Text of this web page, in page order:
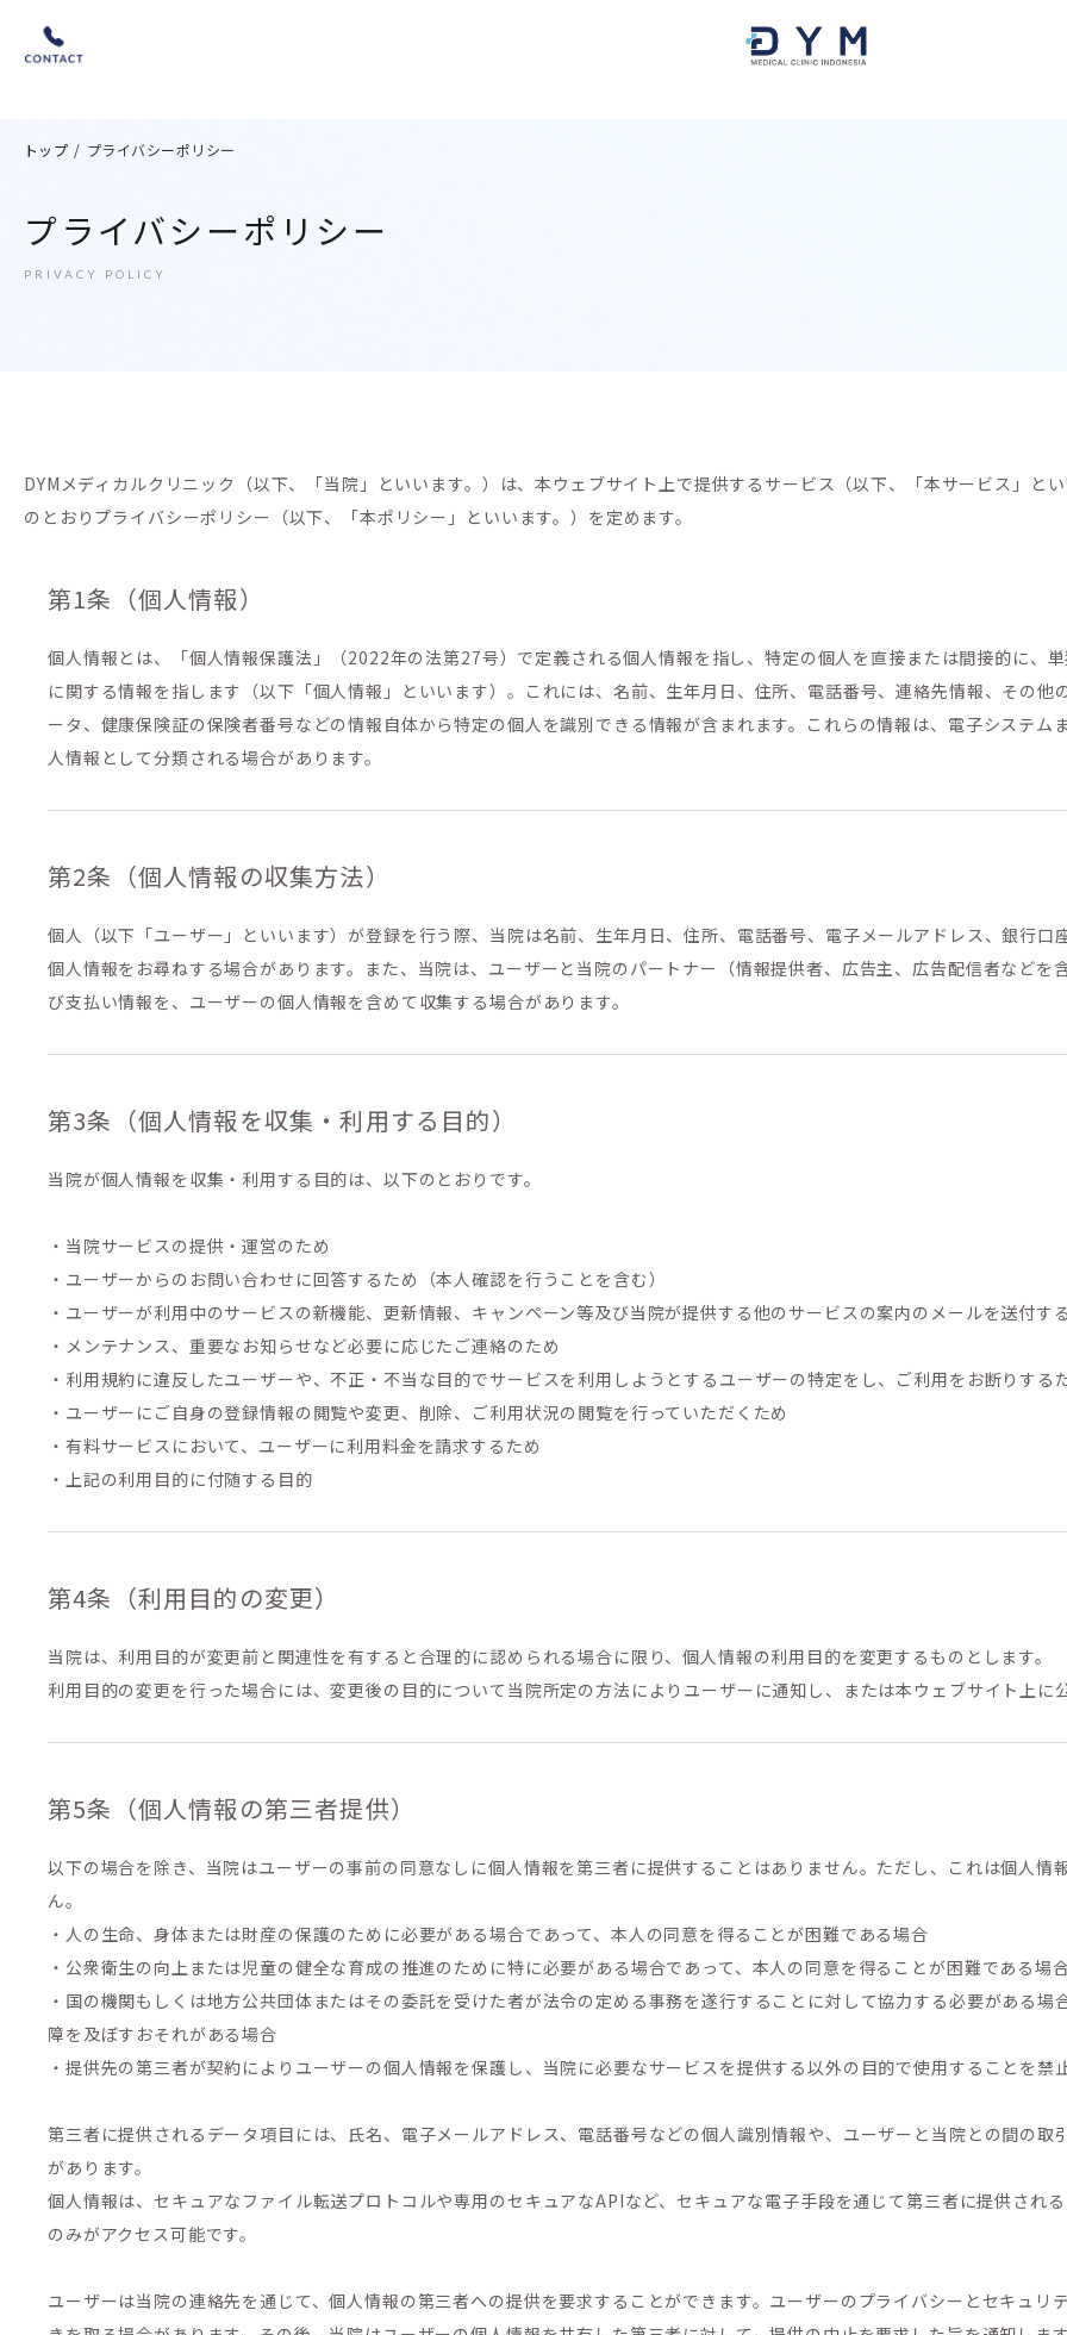
トップ / プライバシーポリシー
プライバシーポリシー
PRIVACY POLICY
DYMメディカルクリニック（以下、「当院」といいます。）は、本ウェブサイト上で提供するサービス（以下、「本サービス」と
のとおりプライバシーポリシー（以下、「本ポリシー」といいます。）を定めます。
第1条（個人情報）
個人情報とは、「個人情報保護法」（2022年の法第27号）で定義される個人情報を指し、特定の個人を直接または間接的に、
に関する情報を指します（以下「個人情報」といいます）。これには、名前、生年月日、住所、電話番号、連絡先情報、その
ータ、健康保険証の保険者番号などの情報自体から特定の個人を識別できる情報が含まれます。これらの情報は、電子システ
人情報として分類される場合があります。
第2条（個人情報の収集方法）
個人（以下「ユーザー」といいます）が登録を行う際、当院は名前、生年月日、住所、電話番号、電子メールアドレス、銀行
個人情報をお尋ねする場合があります。また、当院は、ユーザーと当院のパートナー（情報提供者、広告主、広告配信者など
び支払い情報を、ユーザーの個人情報を含めて収集する場合があります。
第3条（個人情報を収集・利用する目的）
当院が個人情報を収集・利用する目的は、以下のとおりです。
・当院サービスの提供・運営のため
・ユーザーからのお問い合わせに回答するため（本人確認を行うことを含む）
・ユーザーが利用中のサービスの新機能、更新情報、キャンペーン等及び当院が提供する他のサービスの案内のメールを送付す
・メンテナンス、重要なお知らせなど必要に応じたご連絡のため
・利用規約に違反したユーザーや、不正・不当な目的でサービスを利用しようとするユーザーの特定をし、ご利用をお断りする
・ユーザーにご自身の登録情報の閲覧や変更、削除、ご利用状況の閲覧を行っていただくため
・有料サービスにおいて、ユーザーに利用料金を請求するため
・上記の利用目的に付随する目的
第4条（利用目的の変更）
当院は、利用目的が変更前と関連性を有すると合理的に認められる場合に限り、個人情報の利用目的を変更するものとします。
利用目的の変更を行った場合には、変更後の目的について当院所定の方法によりユーザーに通知し、または本ウェブサイト上に
第5条（個人情報の第三者提供）
以下の場合を除き、当院はユーザーの事前の同意なしに個人情報を第三者に提供することはありません。ただし、これは個人
ん。
・人の生命、身体または財産の保護のために必要がある場合であって、本人の同意を得ることが困難である場合
・公衆衛生の向上または児童の健全な育成の推進のために特に必要がある場合であって、本人の同意を得ることが困難である場
・国の機関もしくは地方公共団体またはその委託を受けた者が法令の定める事務を遂行することに対して協力する必要がある
障を及ぼすおそれがある場合
・提供先の第三者が契約によりユーザーの個人情報を保護し、当院に必要なサービスを提供する以外の目的で使用することを禁
第三者に提供されるデータ項目には、氏名、電子メールアドレス、電話番号などの個人識別情報や、ユーザーと当院との間の
があります。
個人情報は、セキュアなファイル転送プロトコルや専用のセキュアなAPIなど、セキュアな電子手段を通じて第三者に提供され
のみがアクセス可能です。
ユーザーは当院の連絡先を通じて、個人情報の第三者への提供を要求することができます。ユーザーのプライバシーとセキュ